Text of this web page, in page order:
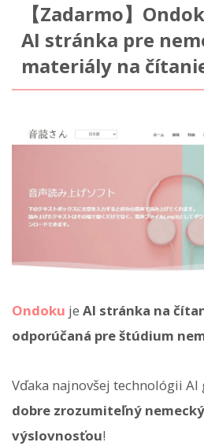
【Zadarmo】
AI stránka pre
materiály na
Ondoku je AI stránka na
odporúčaná pre štúdium
Vďaka najnovšej technológii AI
dobre zrozumiteľný
výslovnosťou!